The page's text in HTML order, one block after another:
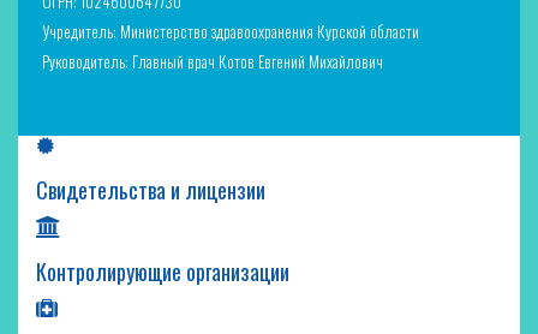
Учредитель: Министерство здравоохранения Курской области
Руководитель: Главный врач Котов Евгений Михайлович
Свидетельства и лицензии
Контролирующие организации